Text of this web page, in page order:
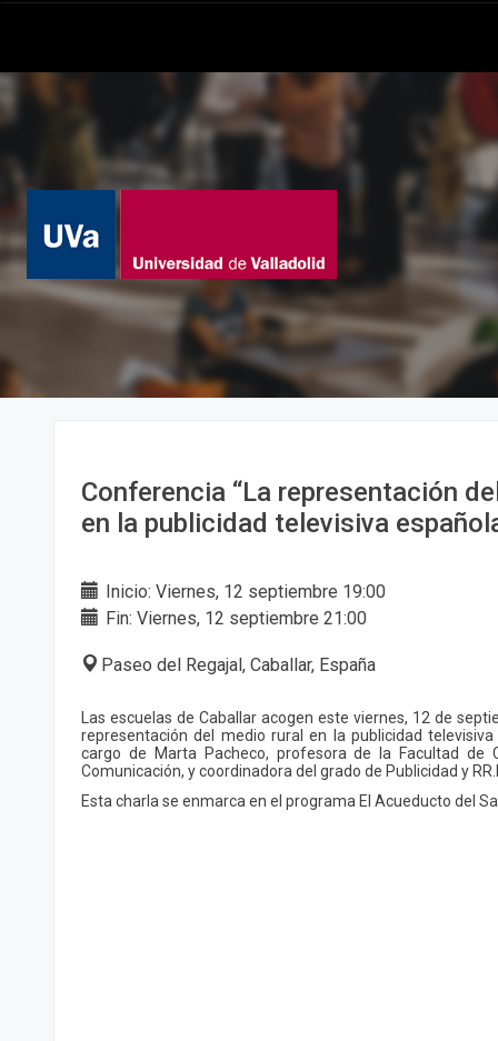
Conferencia “La representación
en la publicidad televisiva
Inicio: Viernes, 12 septiembre 19:00
Fin: Viernes, 12 septiembre 21:00
Paseo del Regajal, Caballar, España
Las escuelas de Caballar acogen este viernes, 12 de
representación del medio rural en la publicidad
cargo de Marta Pacheco, profesora de la Facultad de
Comunicación, y coordinadora del grado de Publicidad y
Esta charla se enmarca en el programa El Acueducto del